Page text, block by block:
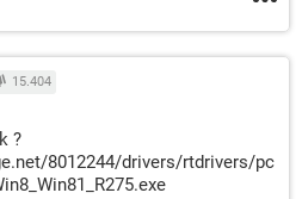
15.404
?
8012244/drivers/rtdrivers/pc